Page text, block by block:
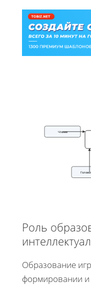
Чтение
Роль
Образование
формировании и